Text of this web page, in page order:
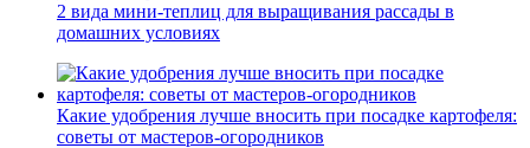
2 вида мини-теплиц для выращивания рассады в
домашних условиях
Какие удобрения лучше вносить при посадке картофеля:
советы от мастеров-огородников